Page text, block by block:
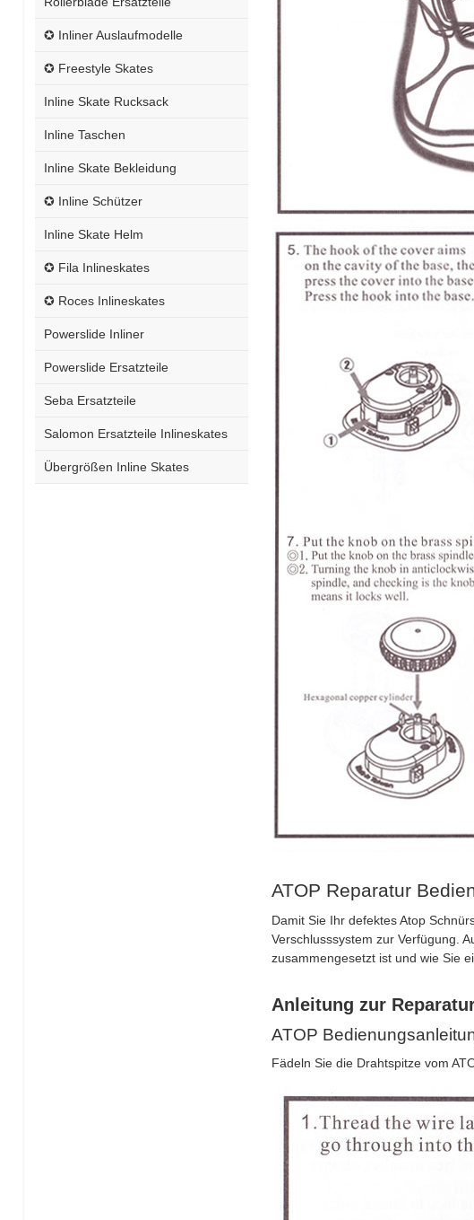
ATOP Reparatur
Damit Sie Ihr defektes Atop
Verschlusssystem zur Verfügung.
zusammengesetzt ist und wie Sie
Anleitung zur
ATOP
Fädeln Sie die Drahtspitze vom
✪ Inliner Auslaufmodelle
✪ Freestyle Skates
Inline Skate Rucksack
Inline Taschen
Inline Skate Bekleidung
✪ Inline Schützer
Inline Skate Helm
✪ Fila Inlineskates
✪ Roces Inlineskates
Powerslide Inliner
Powerslide Ersatzteile
Seba Ersatzteile
Salomon Ersatzteile Inlineskates
Übergrößen Inline Skates